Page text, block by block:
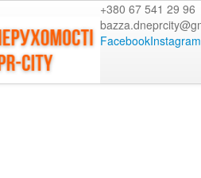
+380 67 541 29 96
FacebookInstagram